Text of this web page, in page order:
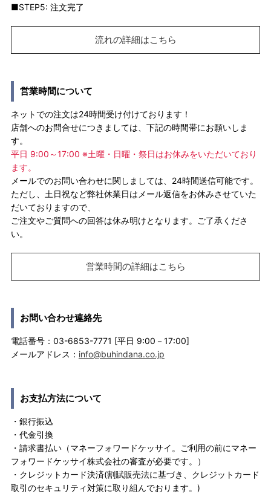
■STEP5: 注文完了
流れの詳細はこちら
営業時間について
ネットでの注文は24時間受け付けております！
店舗へのお問合せにつきましては、下記の時間帯にお願いしま
す。
平日 9:00～17:00 ※土曜・日曜・祭日はお休みをいただいており
ます。
メールでのお問い合わせに関しましては、24時間送信可能です。
ただし、土日祝など弊社休業日はメール返信をお休みさせていた
だいておりますので、
ご注文やご質問への回答は休み明けとなります。ご了承くださ
い。
営業時間の詳細はこちら
お問い合わせ連絡先
電話番号：03-6853-7771 [平日 9:00－17:00]
メールアドレス： info@buhindana.co.jp
お支払方法について
・銀行振込
・代金引換
・請求書払い（マネーフォワードケッサイ。ご利用の前にマネー
フォワードケッサイ株式会社の審査が必要です。）
・クレジットカード決済(割賦販売法に基づき、クレジットカード
取引のセキュリティ対策に取り組んでおります。)